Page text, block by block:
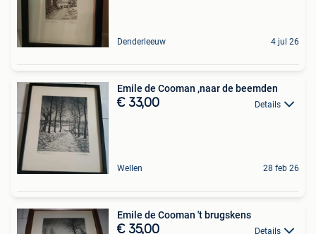
Denderleeuw 4 jul 26
Emile de Cooman ,naar de beemden
€ 33,00 Details
Wellen 28 feb 26
Emile de Cooman 't brugskens
€ 35,00 Details